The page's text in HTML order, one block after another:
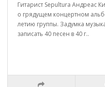
Гитарист Sepultura Андреас
о грядущем концертном
летию группы. Задумка
записать 40 песен в 40 г..